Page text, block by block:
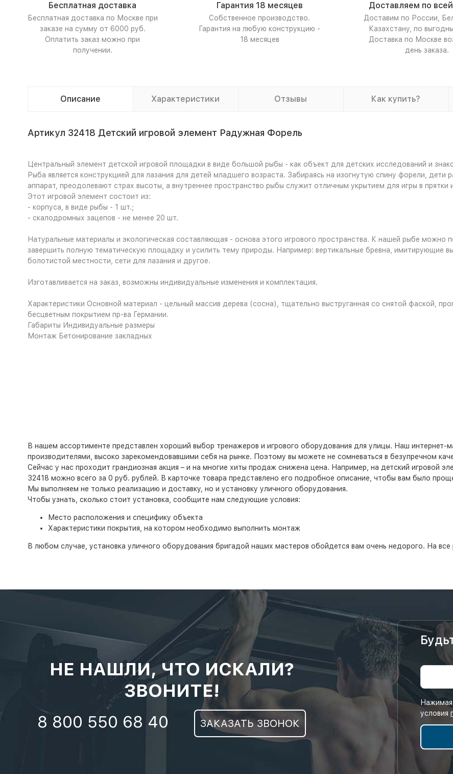
Бесплатная доставка
Бесплатная доставка по Москве при
заказе на сумму от 6000 руб.
Оплатить заказ можно при
получении.
Гарантия 18 месяцев
Собственное производство.
Гарантия на любую конструкцию -
18 месяцев
Доставляем по
Доставим по России,
Казахстану, по
Доставка по Москве
день заказа.
Описание Характеристики Отзывы Как купить?
Артикул 32418 Детский игровой элемент Радужная Форель
Центральный элемент детской игровой площадки в виде большой рыбы - как объект для детских исследований и
Рыба является конструкцией для лазания для детей младшего возраста. Забираясь на изогнутую спину форели,
аппарат, преодолевают страх высоты, а внутреннее пространство рыбы служит отличным укрытием для игры в
Этот игровой элемент состоит из:
- корпуса, в виде рыбы - 1 шт.;
- скалодромных зацепов - не менее 20 шт.
Натуральные материалы и экологическая составляющая - основа этого игрового пространства. К нашей рыбе
завершить полную тематическую площадку и усилить тему природы. Например: вертикальные бревна, имитирующие
болотистой местности, сети для лазания и другое.
Изготавливается на заказ, возможны индивидуальные изменения и комплектация.
Характеристики Основной материал - цельный массив дерева (сосна), тщательно выструганная со снятой фаской,
бесцветным покрытием пр-ва Германии.
Габариты Индивидуальные размеры
Монтаж Бетонирование закладных
В нашем ассортименте представлен хороший выбор тренажеров и игрового оборудования для улицы. Наш интернет-
производителями, высоко зарекомендовавшими себя на рынке. Поэтому вы можете не сомневаться в безупречном
Сейчас у нас проходит грандиозная акция – и на многие хиты продаж снижена цена. Например, на детский игровой
32418 можно всего за 0 руб. рублей. В карточке товара представлено его подробное описание, чтобы вам было
Мы выполняем не только реализацию и доставку, но и установку уличного оборудования.
Чтобы узнать, сколько стоит установка, сообщите нам следующие условия:
Место расположения и специфику объекта
Характеристики покрытия, на котором необходимо выполнить монтаж
В любом случае, установка уличного оборудования бригадой наших мастеров обойдется вам очень недорого. На все
НЕ НАШЛИ, ЧТО ИСКАЛИ?
ЗВОНИТЕ!
8 800 550 68 40 ЗАКАЗАТЬ ЗВОНОК
условия